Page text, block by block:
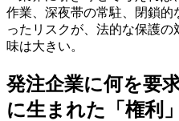
作業、深夜帯の常駐、閉鎖
ったリスクが、法的な保護
味は大きい。
発注企業に何を要
に生まれた「権利」